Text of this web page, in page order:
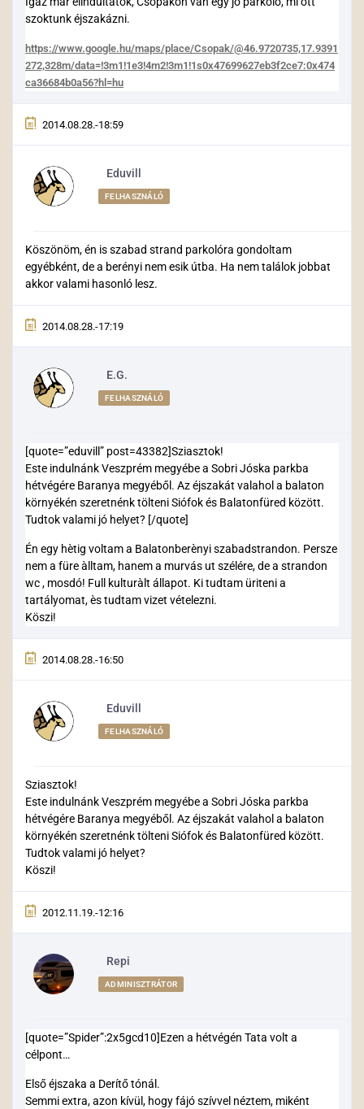
szoktunk éjszakázni.
https://www.google.hu/maps/place/Csopak/@46.9720735,17.9391
272,328m/data=!3m1!1e3!4m2!3m1!1s0x47699627eb3f2ce7:0x474
ca36684b0a56?hl=hu
2014.08.28.-18:59
Eduvill
FELHASZNÁLÓ
Köszönöm, én is szabad strand parkolóra gondoltam
egyébként, de a berényi nem esik útba. Ha nem találok jobbat
akkor valami hasonló lesz.
2014.08.28.-17:19
E.G.
FELHASZNÁLÓ
[quote=”eduvill” post=43382]Sziasztok!
Este indulnánk Veszprém megyébe a Sobri Jóska parkba
hétvégére Baranya megyéből. Az éjszakát valahol a balaton
környékén szeretnénk tölteni Siófok és Balatonfüred között.
Tudtok valami jó helyet? [/quote]
Én egy hètig voltam a Balatonberènyi szabadstrandon. Persze
nem a füre àlltam, hanem a murvás ut szélére, de a strandon
wc , mosdó! Full kulturàlt állapot. Ki tudtam üriteni a
tartályomat, ès tudtam vizet vételezni.
Köszi!
2014.08.28.-16:50
Eduvill
FELHASZNÁLÓ
Sziasztok!
Este indulnánk Veszprém megyébe a Sobri Jóska parkba
hétvégére Baranya megyéből. Az éjszakát valahol a balaton
környékén szeretnénk tölteni Siófok és Balatonfüred között.
Tudtok valami jó helyet?
Köszi!
2012.11.19.-12:16
Repi
ADMINISZTRÁTOR
[quote=”Spider”:2x5gcd10]Ezen a hétvégén Tata volt a
célpont…
Első éjszaka a Derítő tónál.
Semmi extra, azon kívül, hogy fájó szívvel néztem, miként